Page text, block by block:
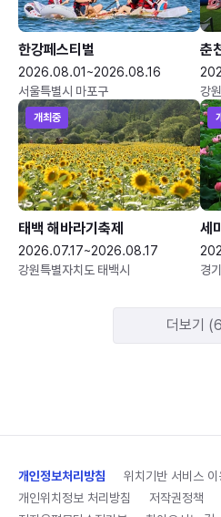
한강페스티벌
2026.08.01~2026.08.16
서울특별시 마포구
춘
강
개최중
태백 해바라기축제
2026.07.17~2026.08.17
강원특별자치도 태백시
세
경
더보기
개인정보처리방침
위치기반 서비스 이
개인위치정보 처리방침
저작권정책